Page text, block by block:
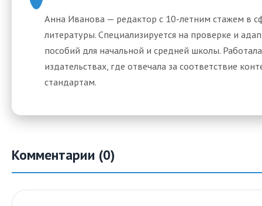
Анна Иванова — редактор с 10-летним стажем в
литературы. Специализируется на проверке и
пособий для начальной и средней школы.
издательствах, где отвечала за соответствие
стандартам.
Комментарии (0)